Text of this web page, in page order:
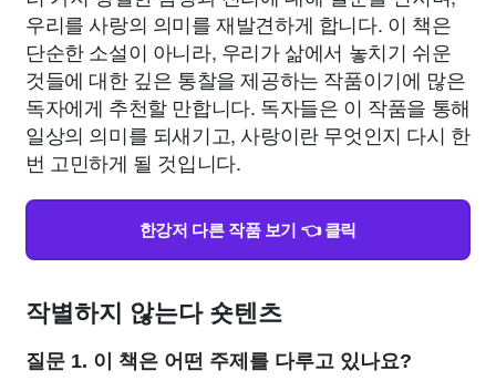
우리를 사랑의 의미를 재발견하게 합니다. 이 책은
단순한 소설이 아니라, 우리가 삶에서 놓치기 쉬운
것들에 대한 깊은 통찰을 제공하는 작품이기에 많은
독자에게 추천할 만합니다. 독자들은 이 작품을 통해
일상의 의미를 되새기고, 사랑이란 무엇인지 다시 한
번 고민하게 될 것입니다.
한강저 다른 작품 보기 👈 클릭
작별하지 않는다 숏텐츠
질문 1. 이 책은 어떤 주제를 다루고 있나요?